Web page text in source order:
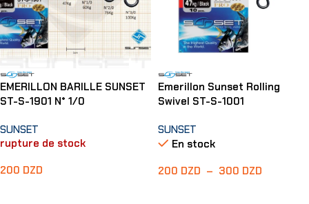
EMERILLON BARILLE SUNSET
ST-S-1901 N° 1/0
SUNSET
rupture de stock
200 DZD
Emerillon Sunset Rolling
Swivel ST-S-1001
SUNSET
En stock
200 DZD – 300 DZD